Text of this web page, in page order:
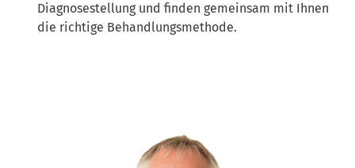
Diagnosestellung und finden gemeinsam mit Ihnen
die richtige Behandlungsmethode.